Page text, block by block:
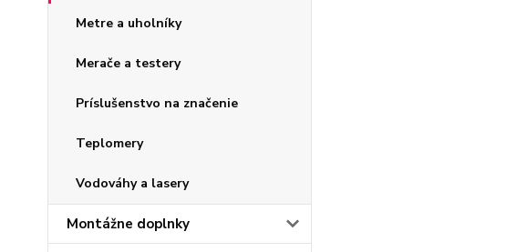
Metre a uholníky
Merače a testery
Príslušenstvo na značenie
Teplomery
Vodováhy a lasery
Montážne doplnky